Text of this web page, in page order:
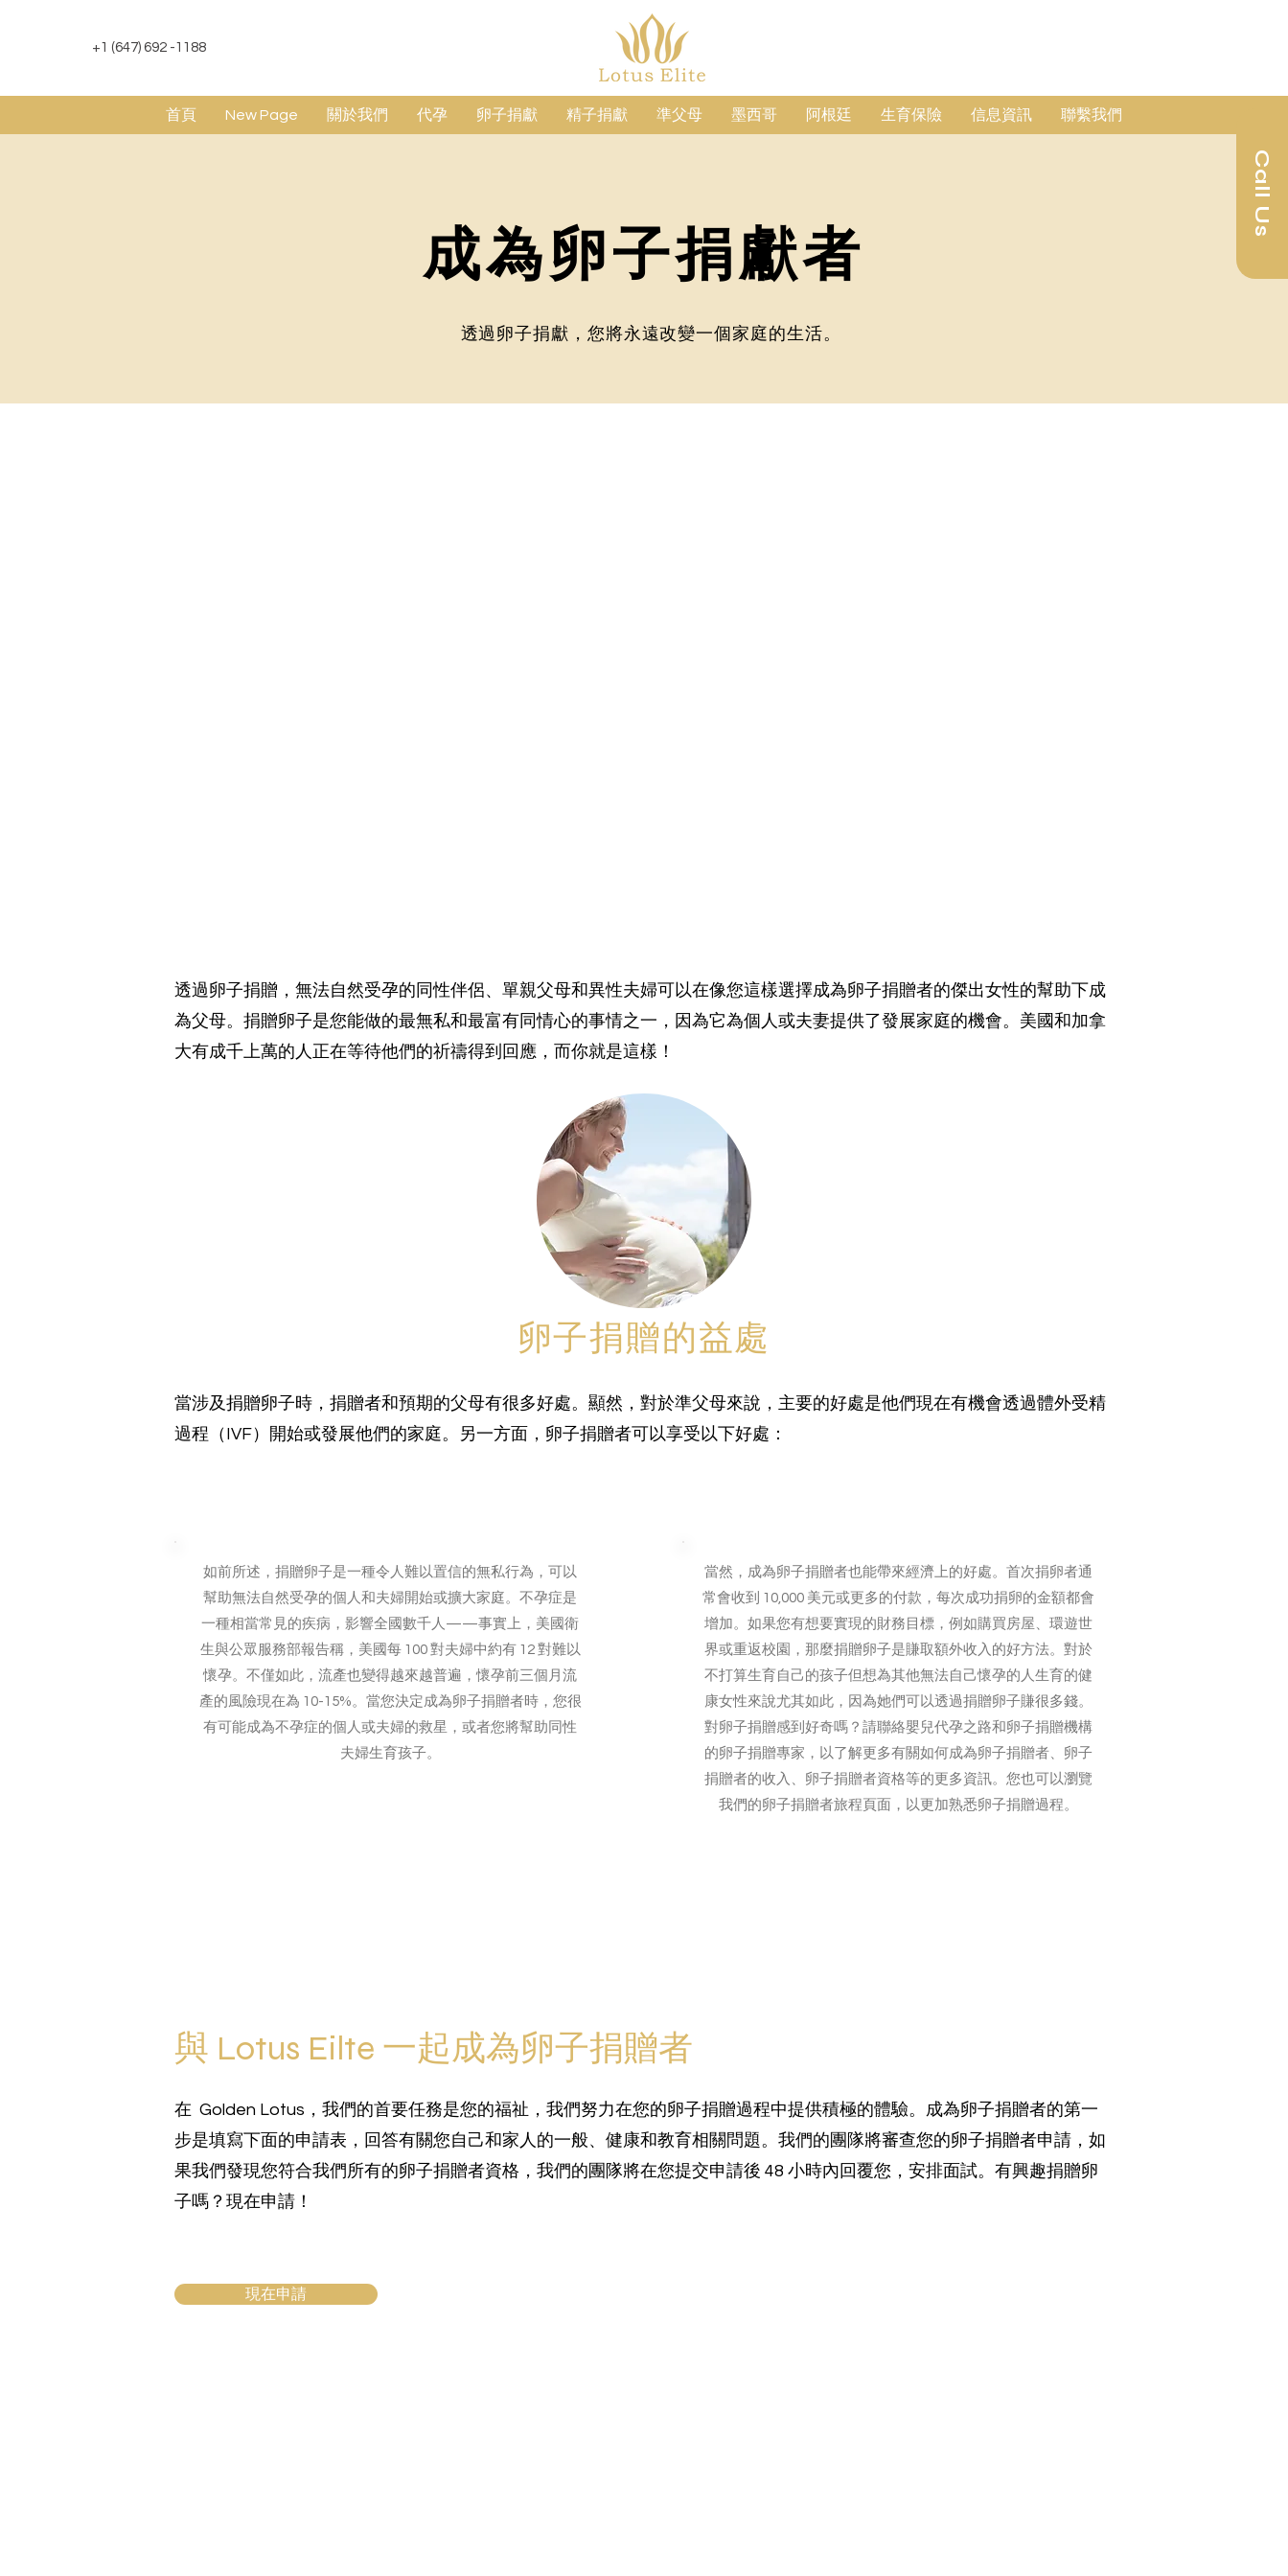
Call Us
+1 (647) 692 -1188
首頁 New Page 關於我們 代孕 卵子捐獻 精子捐獻 準父母 墨西哥 阿根廷 生育保險 信息資訊 聯繫我們
成為卵子捐獻者
透過卵子捐獻，您將永遠改變一個家庭的生活。
透過卵子捐贈，無法自然受孕的同性伴侶、單親父母和異性夫婦可以在像您這樣選擇成為卵子捐贈者的傑出女性的幫助下成
為父母。捐贈卵子是您能做的最無私和最富有同情心的事情之一，因為它為個人或夫妻提供了發展家庭的機會。美國和加拿
大有成千上萬的人正在等待他們的祈禱得到回應，而你就是這樣！
卵子捐贈的益處
當涉及捐贈卵子時，捐贈者和預期的父母有很多好處。顯然，對於準父母來說，主要的好處是他們現在有機會透過體外受精
過程（IVF）開始或發展他們的家庭。另一方面，卵子捐贈者可以享受以下好處：
如前所述，捐贈卵子是一種令人難以置信的無私行為，可以
幫助無法自然受孕的個人和夫婦開始或擴大家庭。不孕症是
一種相當常見的疾病，影響全國數千人——事實上，美國衛
生與公眾服務部報告稱，美國每 100 對夫婦中約有 12 對難以
懷孕。不僅如此，流產也變得越來越普遍，懷孕前三個月流
產的風險現在為 10-15%。當您決定成為卵子捐贈者時，您很
有可能成為不孕症的個人或夫婦的救星，或者您將幫助同性
夫婦生育孩子。
當然，成為卵子捐贈者也能帶來經濟上的好處。首次捐卵者通
常會收到 10,000 美元或更多的付款，每次成功捐卵的金額都會
增加。如果您有想要實現的財務目標，例如購買房屋、環遊世
界或重返校園，那麼捐贈卵子是賺取額外收入的好方法。對於
不打算生育自己的孩子但想為其他無法自己懷孕的人生育的健
康女性來說尤其如此，因為她們可以透過捐贈卵子賺很多錢。
對卵子捐贈感到好奇嗎？請聯絡嬰兒代孕之路和卵子捐贈機構
的卵子捐贈專家，以了解更多有關如何成為卵子捐贈者、卵子
捐贈者的收入、卵子捐贈者資格等的更多資訊。您也可以瀏覽
我們的卵子捐贈者旅程頁面，以更加熟悉卵子捐贈過程。
與 Lotus Eilte 一起成為卵子捐贈者
在 Golden Lotus，我們的首要任務是您的福祉，我們努力在您的卵子捐贈過程中提供積極的體驗。成為卵子捐贈者的第一
步是填寫下面的申請表，回答有關您自己和家人的一般、健康和教育相關問題。我們的團隊將審查您的卵子捐贈者申請，如
果我們發現您符合我們所有的卵子捐贈者資格，我們的團隊將在您提交申請後 48 小時內回覆您，安排面試。有興趣捐贈卵
子嗎？現在申請！
現在申請